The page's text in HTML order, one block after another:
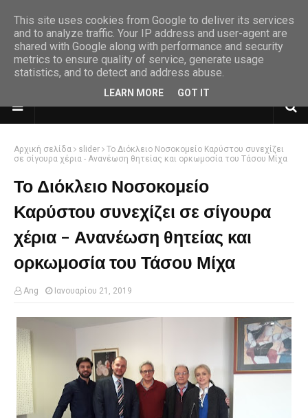
Αρχική σελίδα slider
Το Διόκλειο Νοσοκομείο Καρύστου συνεχίζει
σε σίγουρα χέρια - Ανανέωση θητείας και ορκωμοσία του Τάσου Μίχα
Το Διόκλειο Νοσοκομείο
Καρύστου συνεχίζει σε σίγουρα
χέρια - Ανανέωση θητείας και
ορκωμοσία του Τάσου Μίχα
Ang Ιανουαρίου 21, 2019
This site uses cookies from Google to deliver its services
and to analyze traffic. Your IP address and user-agent are
shared with Google along with performance and security
metrics to ensure quality of service, generate usage
statistics, and to detect and address abuse.
LEARN MORE GOT IT